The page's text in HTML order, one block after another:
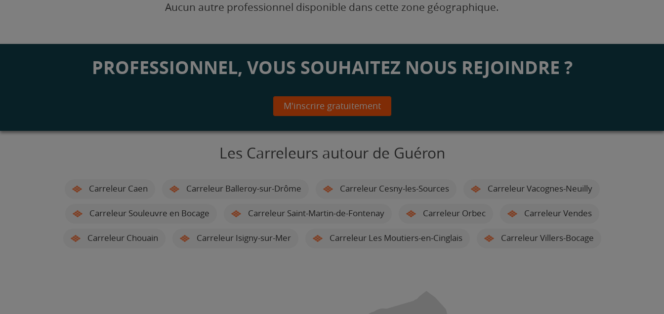
Aucun autre professionnel disponible dans cette zone géographique.
PROFESSIONNEL, VOUS SOUHAITEZ NOUS REJOINDRE ?
M'inscrire gratuitement
Les Carreleurs autour de Guéron
Carreleur Caen Carreleur Balleroy-sur-Drôme Carreleur Cesny-les-Sources Carreleur Vacognes-Neuilly
Carreleur Souleuvre en Bocage Carreleur Saint-Martin-de-Fontenay Carreleur Orbec Carreleur Vendes
Carreleur Chouain Carreleur Isigny-sur-Mer Carreleur Les Moutiers-en-Cinglais Carreleur Villers-Bocage